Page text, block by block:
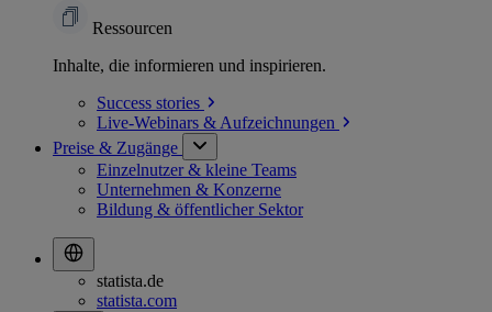
Ressourcen
Inhalte, die informieren und inspirieren.
Success stories
Live-Webinars & Aufzeichnungen
Preise & Zugänge
Einzelnutzer & kleine Teams
Unternehmen & Konzerne
Bildung & öffentlicher Sektor
statista.de
statista.com